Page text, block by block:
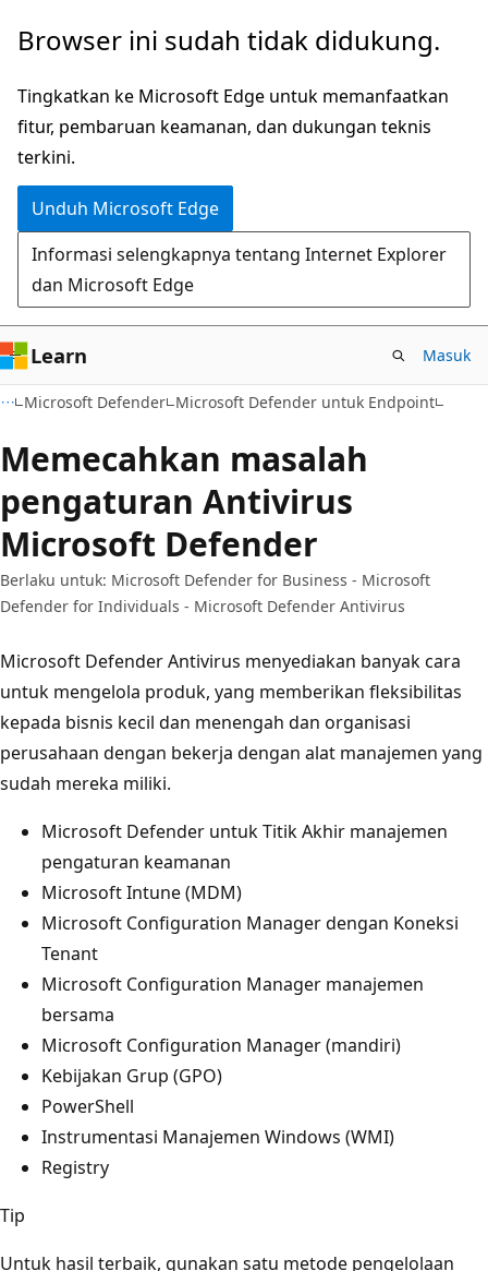
Lompati
konten
utama
Browser ini sudah tidak didukung.
Tingkatkan ke Microsoft Edge untuk memanfaatkan
fitur, pembaruan keamanan, dan dukungan teknis
terkini.
Unduh Microsoft Edge
Informasi selengkapnya tentang Internet Explorer
dan Microsoft Edge
Learn Masuk
Microsoft Defender Microsoft Defender untuk Endpoint
Memecahkan masalah
pengaturan Antivirus
Microsoft Defender
Berlaku untuk: Microsoft Defender for Business - Microsoft
Defender for Individuals - Microsoft Defender Antivirus
Microsoft Defender Antivirus menyediakan banyak cara
untuk mengelola produk, yang memberikan fleksibilitas
kepada bisnis kecil dan menengah dan organisasi
perusahaan dengan bekerja dengan alat manajemen yang
sudah mereka miliki.
Microsoft Defender untuk Titik Akhir manajemen
pengaturan keamanan
Microsoft Intune (MDM)
Microsoft Configuration Manager dengan Koneksi
Tenant
Microsoft Configuration Manager manajemen
bersama
Microsoft Configuration Manager (mandiri)
Kebijakan Grup (GPO)
PowerShell
Instrumentasi Manajemen Windows (WMI)
Registry
Tip
Untuk hasil terbaik, gunakan satu metode pengelolaan